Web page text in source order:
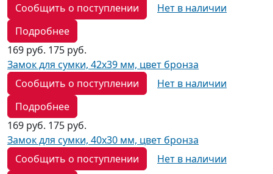
Сообщить о поступлении
Нет в наличии
Подробнее
169 руб. 175 руб.
Замок для сумки, 42х39 мм, цвет бронза
Сообщить о поступлении
Нет в наличии
Подробнее
169 руб. 175 руб.
Замок для сумки, 40х30 мм, цвет бронза
Сообщить о поступлении
Нет в наличии